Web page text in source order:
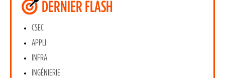
DERNIER FLASH
CSEC
APPLI
INFRA
INGÉNIERIE